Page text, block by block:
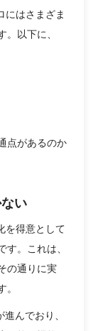
にはさまざま
以下に、
点があるのか
い
を得意として
。これは、
の通りに実
んでおり、